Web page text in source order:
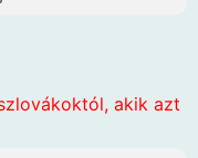
akik azt